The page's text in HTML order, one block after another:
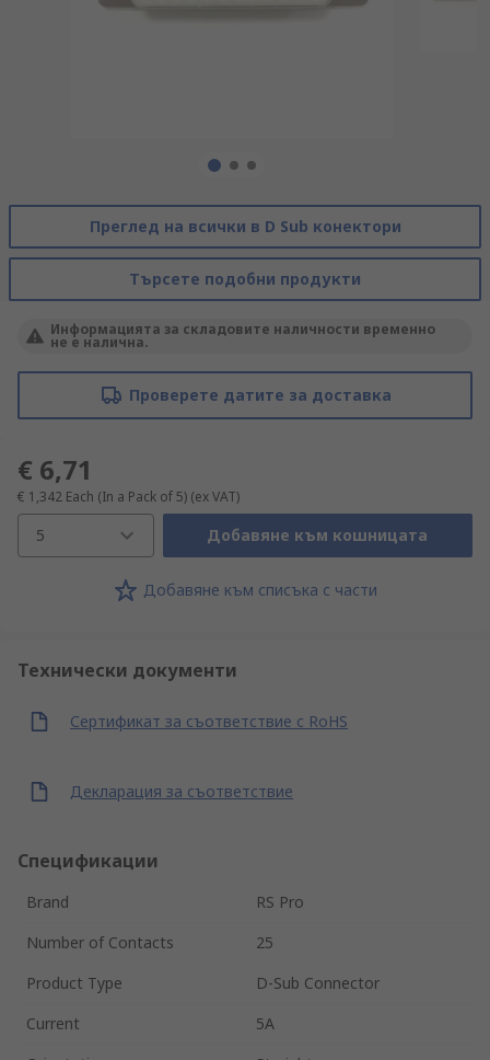
Преглед на всички в D Sub конектори
Търсете подобни продукти
Информацията за складовите наличности временно
не е налична.
Проверете датите за доставка
€ 6,71
€ 1,342 Each (In a Pack of 5) (ex VAT)
5 Добавяне към кошницата
Добавяне към списъка с части
Технически документи
Сертификат за съответствие с RoHS
Декларация за съответствие
Спецификации
Brand
RS Pro
Number of Contacts
25
Product Type
D-Sub Connector
Current
5A